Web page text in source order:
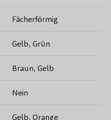
Fächerförmig
Gelb, Grün
Braun, Gelb
Nein
Gelb, Orange